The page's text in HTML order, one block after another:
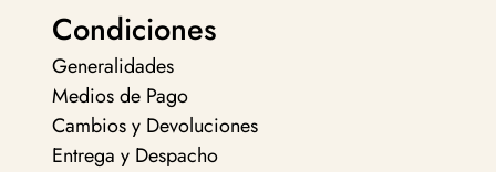
Condiciones
Generalidades
Medios de Pago
Cambios y Devoluciones
Entrega y Despacho